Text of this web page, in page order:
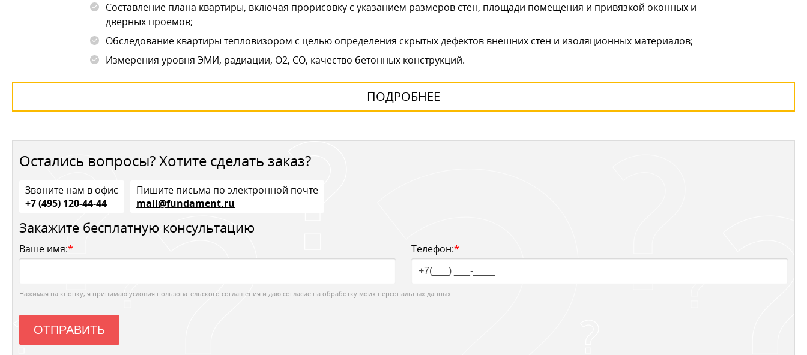
Составление плана квартиры, включая прорисовку с указанием размеров стен, площади помещения и привязкой оконных и
дверных проемов;
Обследование квартиры тепловизором с целью определения скрытых дефектов внешних стен и изоляционных материалов;
Измерения уровня ЭМИ, радиации, О2, СО, качество бетонных конструкций.
ПОДРОБНЕЕ
Остались вопросы? Хотите сделать заказ?
Звоните нам в офис
+7 (495) 120-44-44
Пишите письма по электронной почте
mail@fundament.ru
Закажите бесплатную консультацию
Ваше имя:* Телефон:*
Нажимая на кнопку, я принимаю условия пользовательского соглашения и даю согласие на обработку моих персональных данных.
ОТПРАВИТЬ